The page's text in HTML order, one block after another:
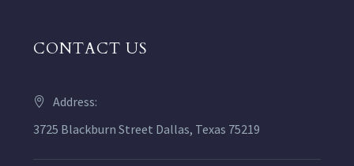
CONTACT US
Address:
3725 Blackburn Street Dallas, Texas 75219